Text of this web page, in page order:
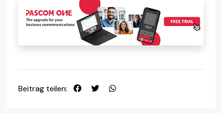
Beitrag teilen: